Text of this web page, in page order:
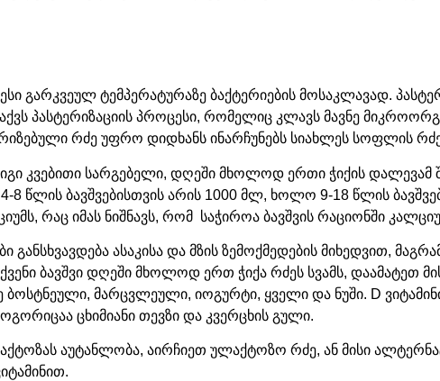
გარკვეულ ტემპერატურაზე ბაქტერიების მოსაკლავად.
პასტერიზაციის პროცესი, რომელიც კლავს მავნე
რძე უფრო დიდხანს ინარჩუნებს სიახლეს სოფლის
კვებითი სარგებელი, დღეში მხოლოდ ერთი ჭიქის დალევამ
ბავშვებისთვის არის 1000 მლ, ხოლო 9-18 წლის
რაც იმას ნიშნავს, რომ საჭიროა ბავშვის რაციონში
განსხვავდება ასაკისა და მზის ზემოქმედების მიხედვით,
ბავშვი დღეში მხოლოდ ერთ ჭიქა რძეს სვამს, დაამატეთ
მარცვლეული, იოგურტი, ყველი და ნუში. D
ცხიმიანი თევზი და კვერცხის გული.
აუტანლობა, აირჩიეთ ულაქტოზო რძე, ან მისი